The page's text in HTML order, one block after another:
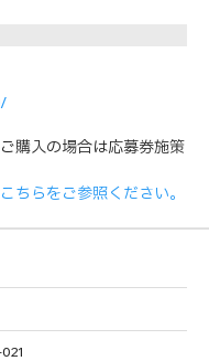
購入の場合は応募券施策
ちらをご参照ください。